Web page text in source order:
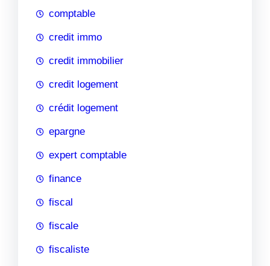
comptable
credit immo
credit immobilier
credit logement
crédit logement
epargne
expert comptable
finance
fiscal
fiscale
fiscaliste